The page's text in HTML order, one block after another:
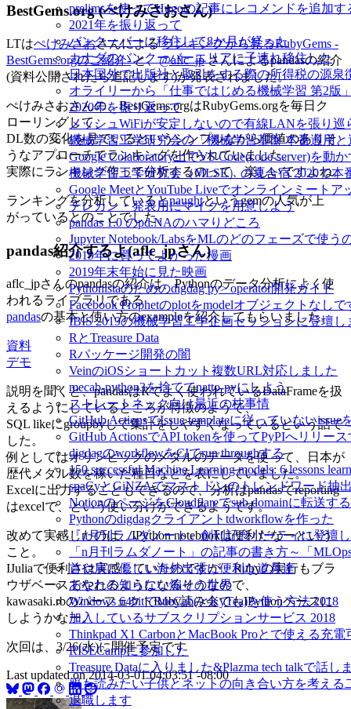
prelimsを使ってHugoの記事にレコメンドを追加す
2021年を振り返って
バンクーバーに移住して8か月が経った
カナダのバンクーバーエリアに子連れ移住した
日本国外で出版社と取引をする際の所得税の源泉
オライリーから「仕事ではじめる機械学習 第2版
2020年を振り返って
メッシュWiFiが安定しないので有線LANを張り巡
機械学習工学研究会の「機械学習基盤 本番適用
Google Colaboratory上でVS Code(code-server)を動か
機械学習工学研究会（MLSE）の夏合宿 2020で
Google MeetとYouTube Liveでオンラインミートア
テレカン・発表用にマイクを用意しよう
pandas 1.0 のpd.NAのハマりどころ
Jupyter Notebook/LabsをMLのどのフェーズで使う
2019年に買ってよかった漫画
2019年末年始に見た映画
Pythonistaのためのdigdag py> operator開発ガイド
Facebook Prophetのplotをmodelオブジェクトなしで
IBIS 2019の機械学習工学企画セッションに登壇し
RとTreasure Data
Rパッケージ開発の闇
VeinのiOSショートカット複数URL対応しました
mecab-python3を捨ててnatto-pyにしよう
ストレートネック向け最近の枕事情
GitHub ActionsでIssue templateに従っていないissue
GitHub ActionsでAPI tokenを使ってPyPIへリリー
digdagのworkflowをCIでrun throughする
150 successful Machine Learning models: 6 lessons
spaCyとGiNZAでマストドンのトレンドワード抽
NotionのページをCloudflareでsub domainに転送する
Pythonのdigdagクライアントtdworkflowを作った
『n月刊ラムダノート』創刊記念パーティに登壇
「n月刊ラムダノート」の記事の書き方～「
首や肩に優しい海外出張に便利な道具達
あなたの知らない煽りの世界
Windows 64bitでMeCab(とKyTea)を使う方法 2018
加入しているサブスクリプションサービス 2018
Thinkpad X1 CarbonとMacBook Proとで使える充
RISECampに参加した
Treasure Dataに入りました&Plazma tech talkで話し
親も読みたい子供とネットの向き合い方を考える
退職します
BestGems.org (ぺけみさおさん)
LTはぺけみさおさんによるランキングから見るRubyGems -
BestGems.orgのご紹介-と、@aflc_jpさんによるpandasの紹介
(資料公開されたら追記します)が発表されました。
ぺけみさおさんの、BestGems.orgはRubyGems.orgを毎日ク
ローリングして、
DL数の変化を見ているというシンプルながら価値のありそ
うなアプローチでランキングを作られていました。
実際にランキング作って分析するのって、楽しいですよね。
ランキングを分析しているとnaughtというgemの人気が上
がっているとのことでした。
pandas紹介するよ(aflc_jpさん)
aflc_jpさんのpandasの紹介は、Pythonのデータ分析によく使
われるライブラリである
pandasの基本と使い方のexampleを紹介してもらいました。
資料
デモ
説明を聞くと、pandasはRでよく使われているDataFrameを扱
えるようにしているところが特徴のようで、
SQL likeにgroupbyして集計をしやすくなっているという話で
した。
例としてはオリンピックのメダルのデータを使って、日本が
歴代メダル数を稼いだ種目などを表にしていました。
Excelに出力することもできるので、分析はpandasでreporting
はexcelで、という使い分けができるようです。
改めて実感したのは、IPython notebookは便利だなーという
こと。
IJuliaで便利さは実感していたのですが、Rubyの実行もブラ
ウザベースでやれるようになるそうなので、
kawasaki.rbのパーフェクトRuby読み会でもIPythonベースに
しようかなー。
次回は、3/26(水)に開催予定です
Last updated on2014-03-01 04:03:51 -08:00